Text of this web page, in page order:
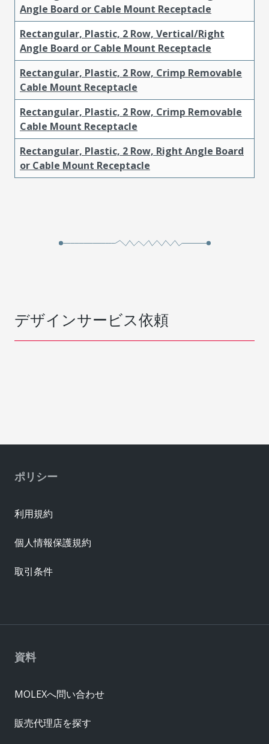
Angle Board or Cable Mount Receptacle
Rectangular, Plastic, 2 Row, Vertical/Right
Angle Board or Cable Mount Receptacle
Rectangular, Plastic, 2 Row, Crimp Removable
Cable Mount Receptacle
Rectangular, Plastic, 2 Row, Crimp Removable
Cable Mount Receptacle
Rectangular, Plastic, 2 Row, Right Angle Board
or Cable Mount Receptacle
デザインサービス依頼
資料
MOLEXへ問い合わせ
販売代理店を探す
ポリシー
利用規約
個人情報保護規約
取引条件